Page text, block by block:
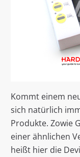
Kommt einem
sich natürlich
Produkte. Zowie
einer ähnlichen
heißt hier die